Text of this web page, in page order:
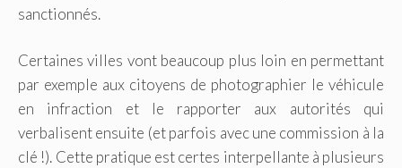
sanctionnés.
Certaines villes vont beaucoup plus loin en permettant
par exemple aux citoyens de photographier le véhicule
en infraction et le rapporter aux autorités qui
verbalisent ensuite (et parfois avec une commission à la
clé !). Cette pratique est certes interpellante à plusieurs